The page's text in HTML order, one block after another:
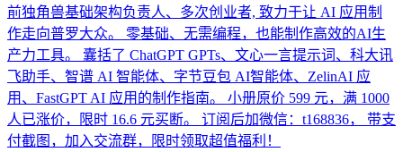
前独角兽基础架构负责人、多次创业者, 致力于让 AI 应用制
作走向普罗大众。 零基础、无需编程，也能制作高效的AI生
产力工具。 囊括了 ChatGPT GPTs、文心一言提示词、科大讯
飞助手、智谱 AI 智能体、字节豆包 AI智能体、ZelinAI 应
用、FastGPT AI 应用的制作指南。 小册原价 599 元，满 1000
人已涨价，限时 16.6 元买断。 订阅后加微信：t168836， 带支
付截图，加入交流群，限时领取超值福利！